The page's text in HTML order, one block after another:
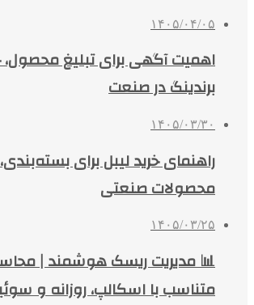
۱۴۰۵/۰۴/۰۵
اهمیت آگهی برای تبلیغ
برندینگ در صنعت
۱۴۰۵/۰۳/۳۰
راهنمای خرید لیبل برای
محصولات صنعتی
۱۴۰۵/۰۳/۲۵
📊 مدیریت ریسک هوشمند |
متناسب با اسکالپ، روزانه و